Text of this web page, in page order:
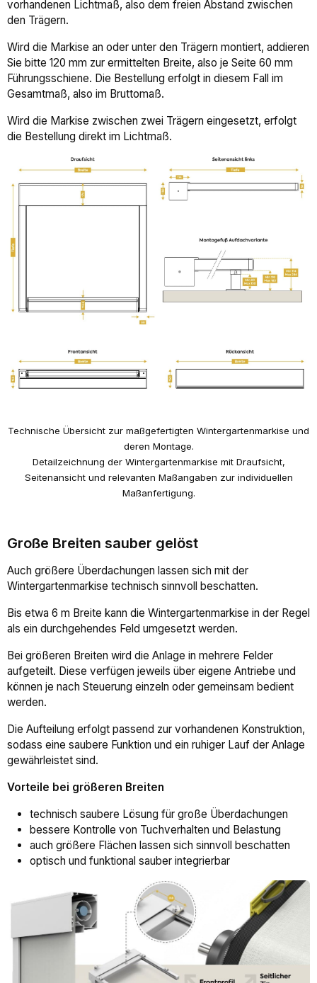
vorhandenen Lichtmaß, also dem freien Abstand zwischen
den Trägern.
Wird die Markise an oder unter den Trägern montiert, addieren
Sie bitte 120 mm zur ermittelten Breite, also je Seite 60 mm
Führungsschiene. Die Bestellung erfolgt in diesem Fall im
Gesamtmaß, also im Bruttomaß.
Wird die Markise zwischen zwei Trägern eingesetzt, erfolgt
die Bestellung direkt im Lichtmaß.
Technische Übersicht zur maßgefertigten Wintergartenmarkise und
deren Montage.
Detailzeichnung der Wintergartenmarkise mit Draufsicht,
Seitenansicht und relevanten Maßangaben zur individuellen
Maßanfertigung.
Große Breiten sauber gelöst
Auch größere Überdachungen lassen sich mit der
Wintergartenmarkise technisch sinnvoll beschatten.
Bis etwa 6 m Breite kann die Wintergartenmarkise in der Regel
als ein durchgehendes Feld umgesetzt werden.
Bei größeren Breiten wird die Anlage in mehrere Felder
aufgeteilt. Diese verfügen jeweils über eigene Antriebe und
können je nach Steuerung einzeln oder gemeinsam bedient
werden.
Die Aufteilung erfolgt passend zur vorhandenen Konstruktion,
sodass eine saubere Funktion und ein ruhiger Lauf der Anlage
gewährleistet sind.
Vorteile bei größeren Breiten
technisch saubere Lösung für große Überdachungen
bessere Kontrolle von Tuchverhalten und Belastung
auch größere Flächen lassen sich sinnvoll beschatten
optisch und funktional sauber integrierbar